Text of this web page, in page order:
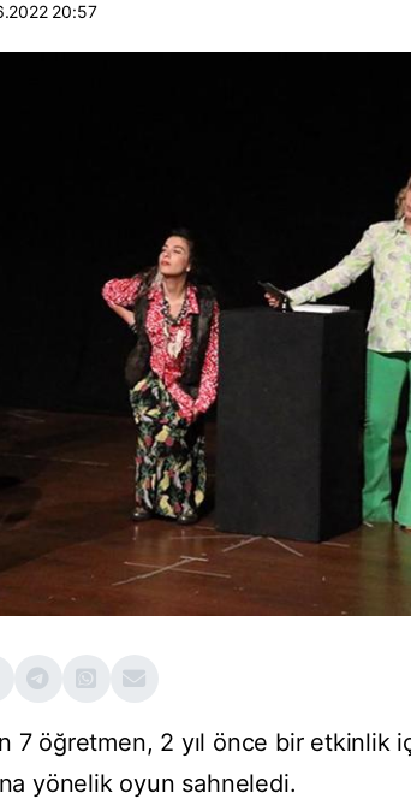
20:57
7 öğretmen, 2 yıl önce bir etkinlik
yönelik oyun sahneledi.